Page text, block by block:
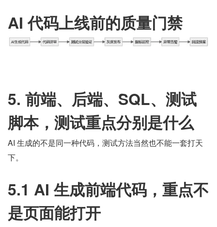
AI 代码上线前的质量门禁
5. 前端、后端、SQL、测试
脚本，测试重点分别是什么
AI 生成的不是同一种代码，测试方法当然也不能一套打天
下。
5.1 AI 生成前端代码，重点不
是页面能打开